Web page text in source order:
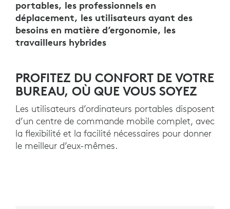
portables, les professionnels en
déplacement, les utilisateurs ayant des
besoins en matière d’ergonomie, les
travailleurs hybrides
PROFITEZ DU CONFORT DE VOTRE
BUREAU, OÙ QUE VOUS SOYEZ
Les utilisateurs d’ordinateurs portables disposent
d’un centre de commande mobile complet, avec
la flexibilité et la facilité nécessaires pour donner
le meilleur d’eux-mêmes.